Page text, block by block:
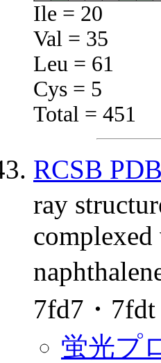
Ile = 20
Val = 35
Leu = 61
Cys = 5
Total = 451
RCSB PDB
ray
7fd7・
蛍光プ